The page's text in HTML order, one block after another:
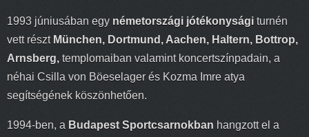
1993 júniusában egy németországi jótékonysági turnén
vett részt München, Dortmund, Aachen, Haltern, Bottrop,
Arnsberg, templomaiban valamint koncertszínpadain, a
néhai Csilla von Böeselager és Kozma Imre atya
segítségének köszönhetően.
1994-ben, a Budapest Sportcsarnokban hangzott el a